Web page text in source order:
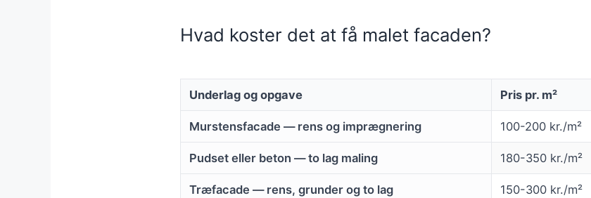
Hvad koster det at få malet facaden?
Underlag og opgave Pris pr. m²
Murstensfacade — rens og imprægnering 100-200 kr./m²
Pudset eller beton — to lag maling 180-350 kr./m²
Træfacade — rens, grunder og to lag 150-300 kr./m²